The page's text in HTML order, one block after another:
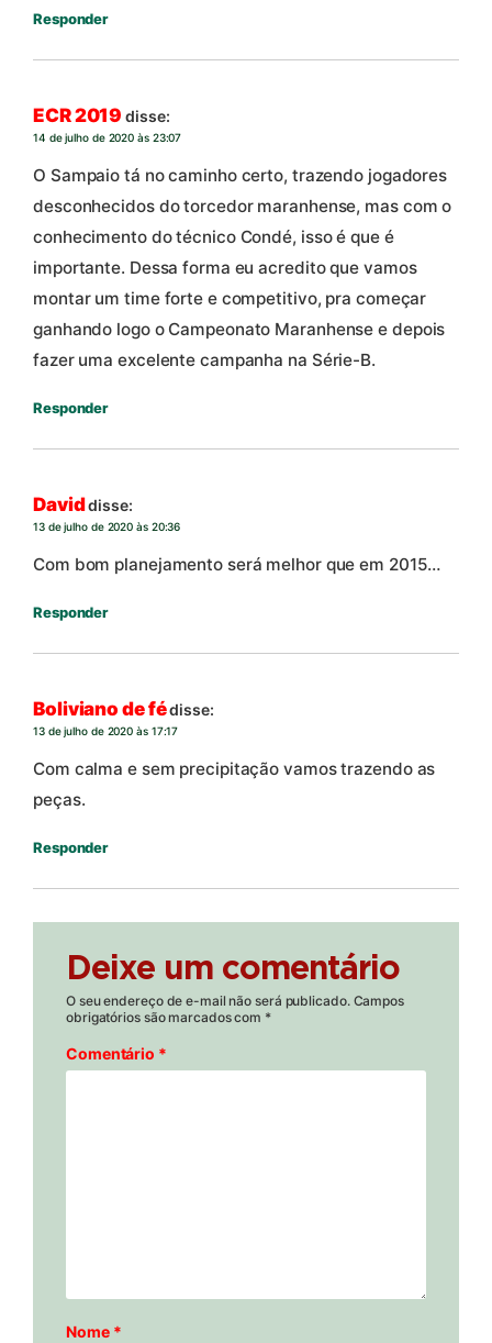
Responder
ECR 2019 disse:
14 de julho de 2020 às 23:07
O Sampaio tá no caminho certo, trazendo jogadores
desconhecidos do torcedor maranhense, mas com o
conhecimento do técnico Condé, isso é que é
importante. Dessa forma eu acredito que vamos
montar um time forte e competitivo, pra começar
ganhando logo o Campeonato Maranhense e depois
fazer uma excelente campanha na Série-B.
Responder
Daviddisse:
13 de julho de 2020 às 20:36
Com bom planejamento será melhor que em 2015…
Responder
Boliviano de fédisse:
13 de julho de 2020 às 17:17
Com calma e sem precipitação vamos trazendo as
peças.
Responder
Deixe um comentário
O seu endereço de e-mail não será publicado. Campos
obrigatórios são marcados com *
Comentário *
Nome *